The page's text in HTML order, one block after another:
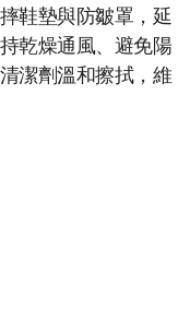
鞋墊與防皺罩，延
乾燥通風、避免陽
潔劑溫和擦拭，維